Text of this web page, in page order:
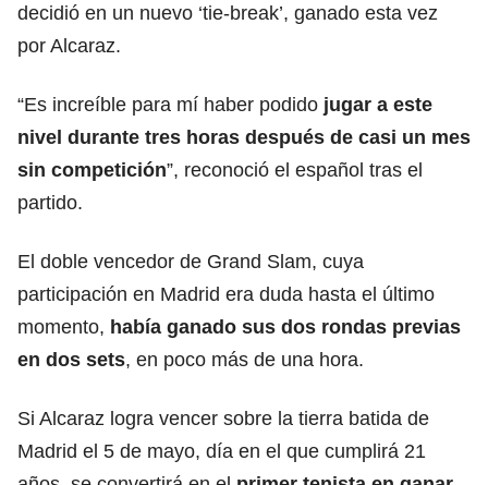
decidió en un nuevo ‘tie-break’, ganado esta vez
por Alcaraz.
“Es increíble para mí haber podido jugar a este
nivel durante tres horas después de casi un mes
sin competición”, reconoció el español tras el
partido.
El doble vencedor de Grand Slam, cuya
participación en Madrid era duda hasta el último
momento, había ganado sus dos rondas previas
en dos sets, en poco más de una hora.
Si Alcaraz logra vencer sobre la tierra batida de
Madrid el 5 de mayo, día en el que cumplirá 21